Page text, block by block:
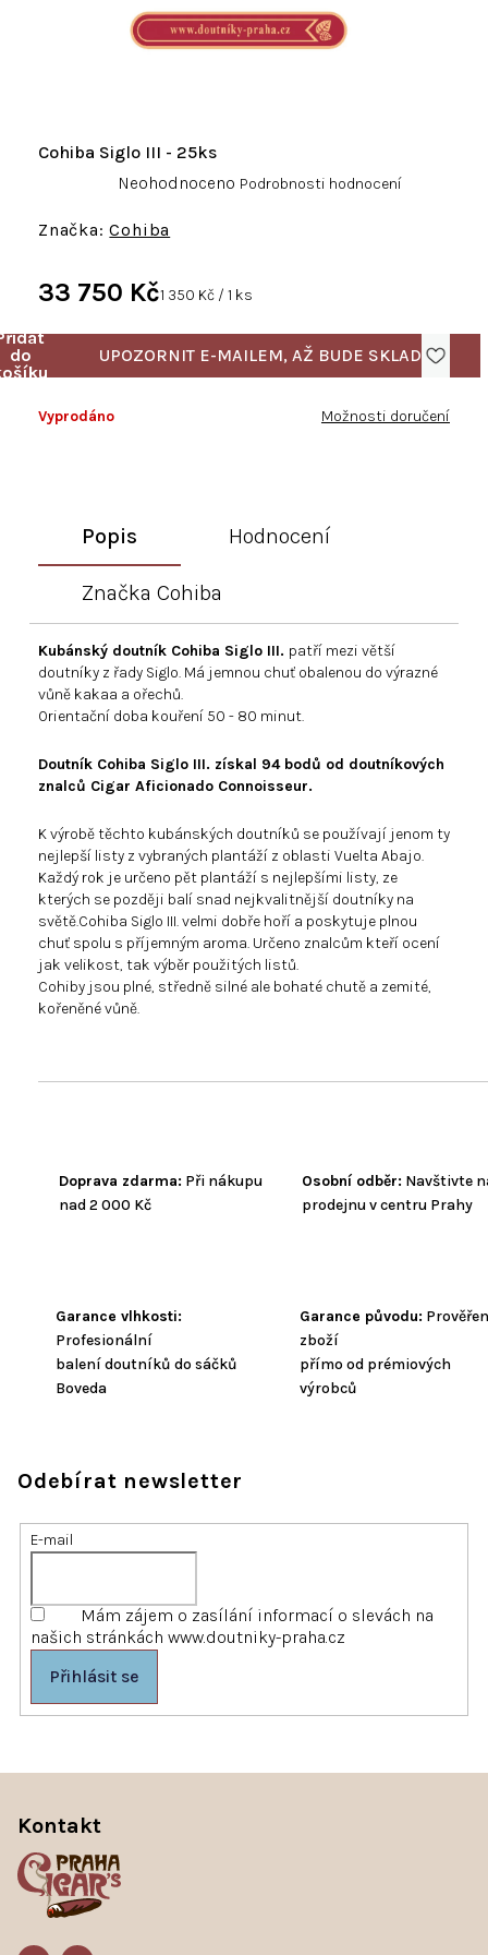
33 750 KčMěrná
1 350 Kč / 1 ks
Vyprodáno Možnosti doručení
Cohiba Siglo III - 25ks
Cohiba
Průměrné
produktu
z
hvězdiček.
Neohodnoceno Podrobnosti hodnocení
Doprava zdarma: Při nákupu
nad 2 000 Kč
Osobní odběr: Navštivte
prodejnu v centru Prahy
Garance vlhkosti:
Profesionální
balení doutníků do sáčků
Boveda
Garance původu:
zboží
přímo od prémiových
výrobců
Popis Hodnocení
Značka Cohiba
Kubánský doutník Cohiba Siglo III. patří mezi větší
doutníky z řady Siglo. Má jemnou chuť obalenou do výrazné
vůně kakaa a ořechů.
Orientační doba kouření 50 - 80 minut.
Doutník Cohiba Siglo III. získal 94 bodů od doutníkových
znalců Cigar Aficionado Connoisseur.
K výrobě těchto kubánských doutníků se používají jenom ty
nejlepší listy z vybraných plantáží z oblasti Vuelta Abajo.
Každý rok je určeno pět plantáží s nejlepšími listy, ze
kterých se později balí snad nejkvalitnější doutníky na
světě.Cohiba Siglo III. velmi dobře hoří a poskytuje plnou
chuť spolu s příjemným aroma. Určeno znalcům kteří ocení
jak velikost, tak výběr použitých listů.
Cohiby jsou plné, středně silné ale bohaté chutě a zemité,
kořeněné vůně.
Odebírat newsletter
E-mail
Mám zájem o zasílání informací o slevách na
našich stránkách www.doutniky-praha.cz
Přihlásit se
Kontakt